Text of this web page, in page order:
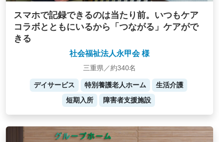
スマホで記録できるのは当たり前。いつもケア
コラボとともにいるから「つながる」ケアがで
きる
社会福祉法人永甲会 様
三重県／約340名
デイサービス 特別養護老人ホーム
生活介護
短期入所
障害者支援施設